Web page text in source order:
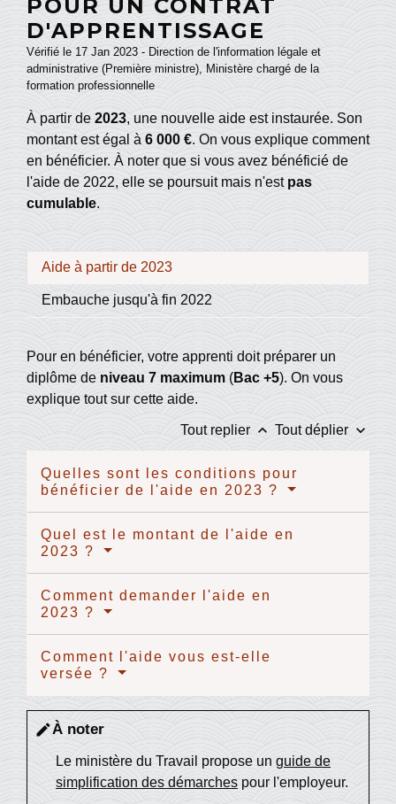
POUR UN CONTRAT
D'APPRENTISSAGE
Vérifié le 17 Jan 2023 - Direction de l'information légale et
administrative (Première ministre), Ministère chargé de la
formation professionnelle
À partir de 2023, une nouvelle aide est instaurée. Son
montant est égal à 6 000 €. On vous explique comment
en bénéficier. À noter que si vous avez bénéficié de
l'aide de 2022, elle se poursuit mais n'est pas
cumulable.
Aide à partir de 2023
Embauche jusqu'à fin 2022
Pour en bénéficier, votre apprenti doit préparer un
diplôme de niveau 7 maximum (Bac +5). On vous
explique tout sur cette aide.
Tout replier keyboard_arrow_up Tout déplier keyboard_arrow_down
Quelles sont les conditions pour
bénéficier de l'aide en 2023 ?
Quel est le montant de l'aide en
2023 ?
Comment demander l'aide en
2023 ?
Comment l'aide vous est-elle
versée ?
editÀ noter
Le ministère du Travail propose un guide de
simplification des démarches pour l'employeur.